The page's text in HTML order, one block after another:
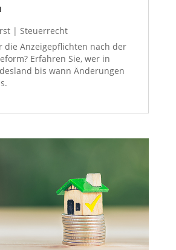
| Steuerrecht
die Anzeigepflichten nach der
Erfahren Sie, wer in
bis wann Änderungen